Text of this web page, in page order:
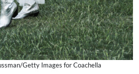
Getty Images for Coachella